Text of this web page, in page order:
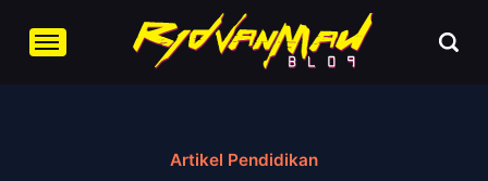
Artikel Pendidikan